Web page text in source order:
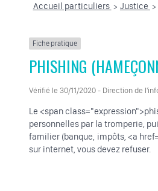
Accueil particuliers > Justice >
Fiche pratique
PHISHING
Vérifié le 30/11/2020 - Direction de
Le <span
personnelles par la tromperie,
familier (banque, impôts, <a
sur internet, vous devez refuser.